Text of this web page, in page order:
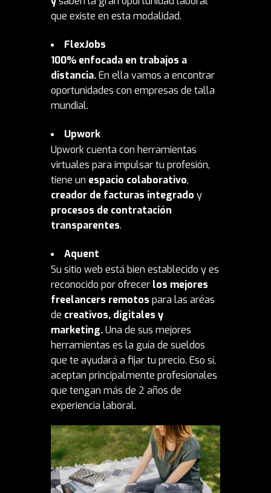
que existe en esta modalidad.
FlexJobs
100% enfocada en trabajos a
distancia.En ella vamos a encontrar
oportunidades con empresas de talla
mundial.
Upwork
Upwork cuenta con herramientas
virtuales para impulsar tu profesión,
tiene un espacio colaborativo,
creador de facturas integrado y
procesos de contratación
transparentes.
Aquent
Su sitio web está bien establecido y es
reconocido por ofrecer los mejores
freelancers remotos para las aréas
de creativos, digitales y
marketing.Una de sus mejores
herramientas es la guía de sueldos
que te ayudará a fijar tu precio. Eso sí,
aceptan principalmente profesionales
que tengan más de 2 años de
experiencia laboral.